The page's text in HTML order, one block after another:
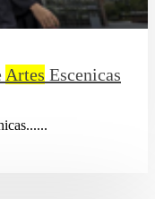
Artes Escenicas